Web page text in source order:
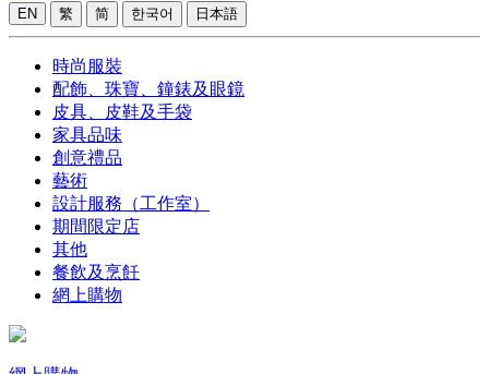
EN 繁 简 한국어 日本語
時尚服裝
配飾、珠寶、鐘錶及眼鏡
皮具、皮鞋及手袋
家具品味
創意禮品
藝術
設計服務（工作室）
期間限定店
其他
餐飲及烹飪
網上購物